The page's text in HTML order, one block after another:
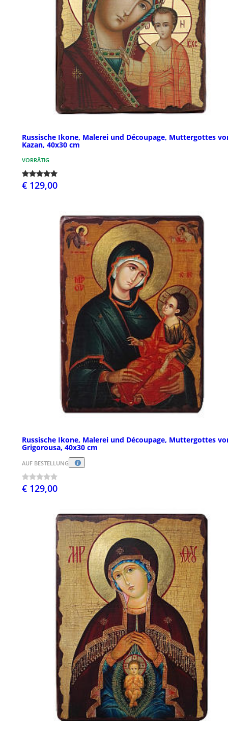
Russische Ikone, Malerei und Découpage, Muttergottes
Kazan, 40x30 cm
VORRÄTIG
€ 129,00
Russische Ikone, Malerei und Découpage, Muttergottes
Grigorousa, 40x30 cm
AUF BESTELLUNG
€ 129,00